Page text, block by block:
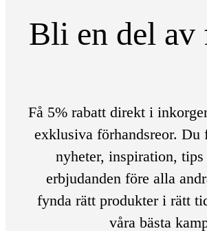
Bli en del
Få 5% rabatt direkt i
exklusiva förhandsreor. Du
nyheter, inspiration,
erbjudanden före alla
fynda rätt produkter i rätt
våra bästa